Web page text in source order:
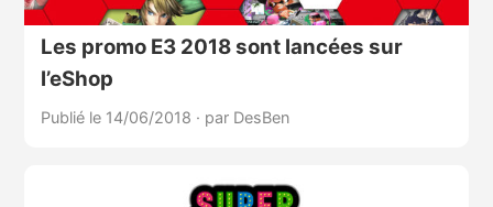
Les promo E3 2018 sont lancées sur
l’eShop
Publié le 14/06/2018 · par DesBen